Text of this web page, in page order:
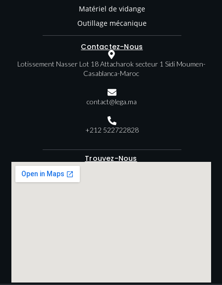
Matériel de vidange
Outillage mécanique
Contactez-Nous
Lotissement Nasser Lot 18 Attacharok secteur 1 Sidi Moumen-
Casablanca-Maroc
contact@lega.ma
+212 522722828
Trouvez-Nous